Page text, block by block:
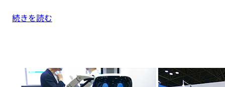
続きを読む